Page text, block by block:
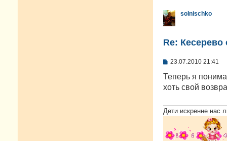
и
е
solnischko
Re:
С
о
щ
н
и
е
23.07.2010 21:41
Теперь я
хоть свой
Дети искренне нас